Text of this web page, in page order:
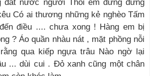
đất nước người Thôi em đừng đứng
Có ai thương những kẻ nghèo Tấm
điều .... chưa xong ! Hàng em bị
? Áo quần nhàu nát , mặt phồng nỗi
qua kiếp ngựa trâu Nào ngờ lại
... dùi cui . Đỏ xanh cũng một chân